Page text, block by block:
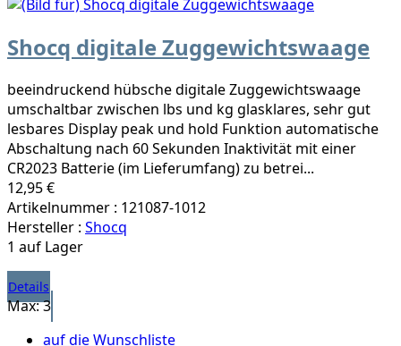
Shocq digitale Zuggewichtswaage
beeindruckend hübsche digitale Zuggewichtswaage
umschaltbar zwischen lbs und kg glasklares, sehr gut
lesbares Display peak und hold Funktion automatische
Abschaltung nach 60 Sekunden Inaktivität mit einer
CR2023 Batterie (im Lieferumfang) zu betrei...
12,95 €
Artikelnummer : 121087-1012
Hersteller : Shocq
1 auf Lager
Details
Max: 3
auf die Wunschliste